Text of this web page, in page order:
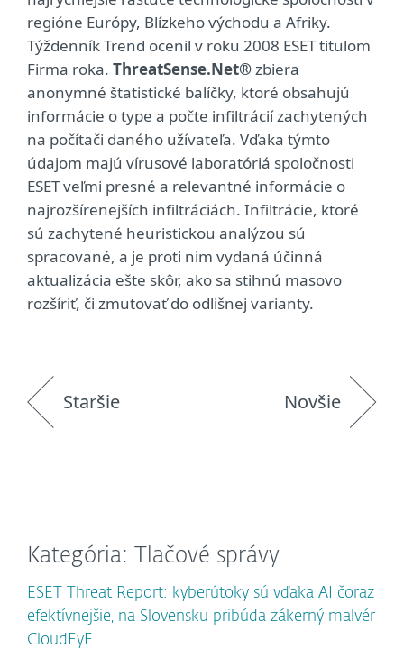
regióne Európy, Blízkeho východu a Afriky.
Týždenník Trend ocenil v roku 2008 ESET titulom
Firma roka. ThreatSense.Net®zbiera
anonymné štatistické balíčky, ktoré obsahujú
informácie o type a počte infiltrácií zachytených
na počítači daného užívateľa. Vďaka týmto
údajom majú vírusové laboratóriá spoločnosti
ESET veľmi presné a relevantné informácie o
najrozšírenejších infiltráciách. Infiltrácie, ktoré
sú zachytené heuristickou analýzou sú
spracované, a je proti nim vydaná účinná
aktualizácia ešte skôr, ako sa stihnú masovo
rozšíriť, či zmutovať do odlišnej varianty.
Staršie Novšie
Kategória: Tlačové správy
ESET Threat Report: kyberútoky sú vďaka AI čoraz
efektívnejšie, na Slovensku pribúda zákerný malvér
CloudEyE